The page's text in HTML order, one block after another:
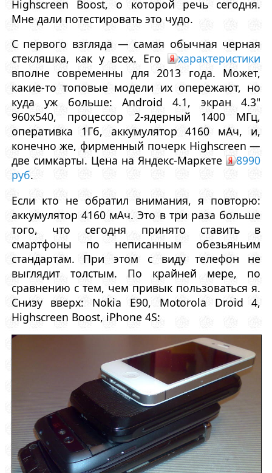
Highscreen Boost, о которой речь сегодня.
Мне дали потестировать это чудо.
С первого взгляда — самая обычная черная
стекляшка, как у всех. Его
характеристики
вполне современны для 2013 года. Может,
какие-то топовые модели их опережают, но
куда уж больше: Android 4.1, экран 4.3"
960x540, процессор 2-ядерный 1400 МГц,
оперативка 1Гб, аккумулятор 4160 мАч, и,
конечно же, фирменный почерк Highscreen —
две симкарты. Цена на Яндекс-Маркете
8990
руб.
Если кто не обратил внимания, я повторю:
аккумулятор 4160 мАч. Это в три раза больше
того, что сегодня принято ставить в
смартфоны по неписанным обезьяньим
стандартам. При этом с виду телефон не
выглядит толстым. По крайней мере, по
сравнению с тем, чем привык пользоваться я.
Снизу вверх: Nokia E90, Motorola Droid 4,
Highscreen Boost, iPhone 4S: